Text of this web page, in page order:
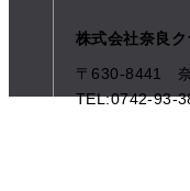
株式会社奈良
〒630-8441
TEL:0742-93-